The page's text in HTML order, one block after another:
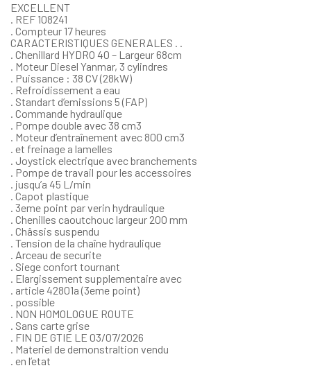
EXCELLENT
. REF 108241
. Compteur 17 heures
CARACTERISTIQUES GENERALES . .
. Chenillard HYDRO 40 – Largeur 68cm
. Moteur Diesel Yanmar, 3 cylindres
. Puissance : 38 CV (28kW)
. Refroidissement a eau
. Standart d’emissions 5 (FAP)
. Commande hydraulique
. Pompe double avec 38 cm3
. Moteur d’entraînement avec 800 cm3
. et freinage a lamelles
. Joystick electrique avec branchements
. Pompe de travail pour les accessoires
. jusqu’a 45 L/min
. Capot plastique
. 3eme point par verin hydraulique
. Chenilles caoutchouc largeur 200 mm
. Châssis suspendu
. Tension de la chaîne hydraulique
. Arceau de securite
. Siege confort tournant
. Elargissement supplementaire avec
. article 42801a (3eme point)
. possible
. NON HOMOLOGUE ROUTE
. Sans carte grise
. FIN DE GTIE LE 03/07/2026
. Materiel de demonstraltion vendu
. en l’etat